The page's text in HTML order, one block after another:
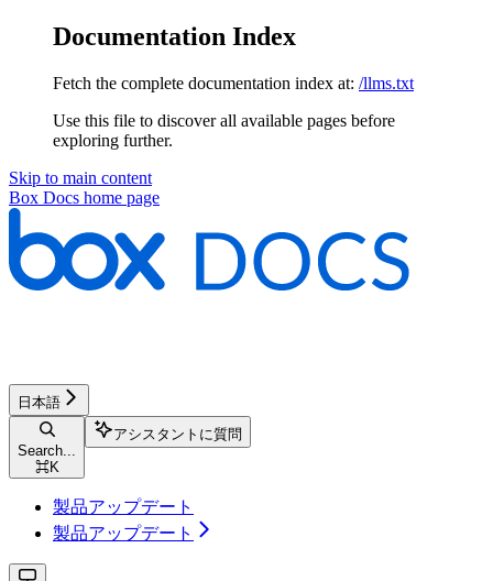
Documentation Index
Fetch the complete documentation index at: /llms.txt
Use this file to discover all available pages before
exploring further.
Skip to main content
Box Docs home page
日本語
Search...
⌘K
アシスタントに質問
製品アップデート
製品アップデート